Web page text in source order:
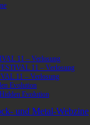
11 – Verlosung
11 – Verlosung
11 – Verlosung
Evolution
Evolution
und Metal-Webzine